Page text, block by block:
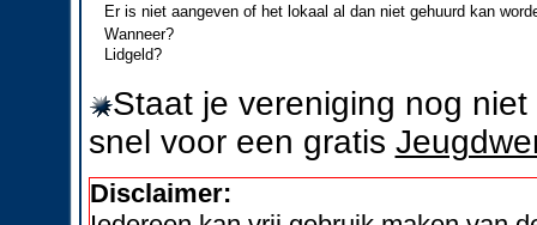
Er is niet aangeven of het lokaal al dan niet gehuurd kan
Wanneer?
Lidgeld?
Staat je vereniging nog
snel voor een gratis
Disclaimer: